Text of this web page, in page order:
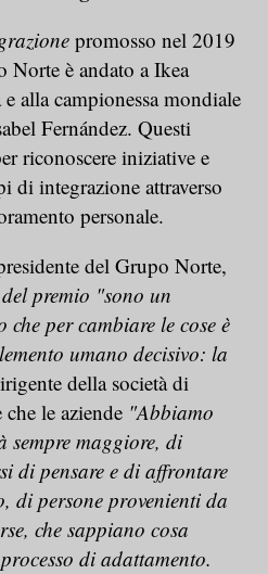
promosso nel 2019
Norte è andato a Ikea
alla campionessa mondiale
Fernández. Questi
riconoscere iniziative e
di integrazione attraverso
personale.
del Grupo Norte,
premio "sono un
che per cambiare le cose è
umano decisivo: la
della società di
le aziende "Abbiamo
sempre maggiore, di
di pensare e di affrontare
di persone provenienti da
che sappiano cosa
di adattamento.